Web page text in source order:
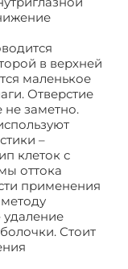
в верхней
маленькое
Отверстие
заметно.
–
клеток с
оттока
применения
Стоит